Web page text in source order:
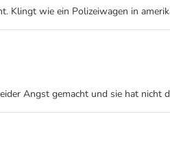
Klingt wie ein Polizeiwagen in
Angst gemacht und sie hat nicht